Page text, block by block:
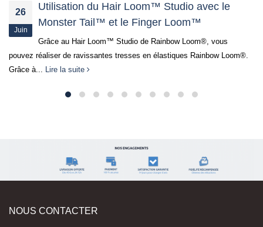
20
Jan
Tutoriel Finger Loom : le bracelet Pétale de
Fleur
Pour mettre à profit les nombreuses possibilités du Finger
Loom de Rainbow Loom, découvrez ce tutoriel : – le bracelet...
Lire la suite
NOUS CONTACTER